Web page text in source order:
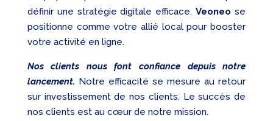
définir une stratégie digitale efficace.Veoneo se
positionne comme votre allié local pour booster
votre activité en ligne.
Nos clients nous font confiance depuis notre
lancement. Notre efficacité se mesure au retour
sur investissement de nos clients. Le succès de
nos clients est au cœur de notre mission.